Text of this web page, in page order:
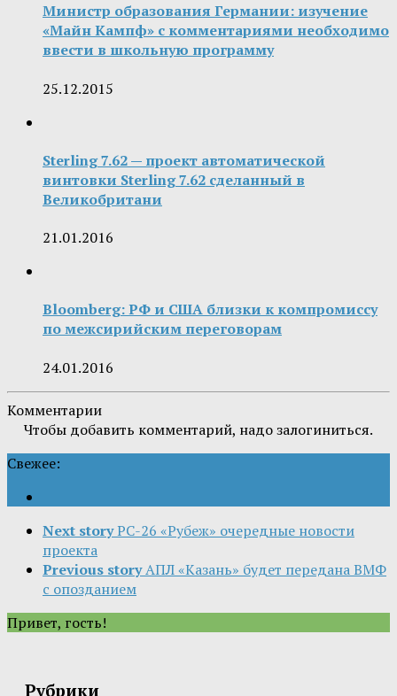
Министр образования Германии: изучение
«Майн Кампф» с комментариями необходимо
ввести в школьную программу
25.12.2015
Sterling 7.62 — проект автоматической
винтовки Sterling 7.62 сделанный в
Великобритани
21.01.2016
Bloomberg: РФ и США близки к компромиссу
по межсирийским переговорам
24.01.2016
Комментарии
Чтобы добавить комментарий, надо залогиниться.
Свежее:
Next storyРС-26 «Рубеж» очередные новости
проекта
Previous storyАПЛ «Казань» будет передана ВМФ
с опозданием
Привет, гость!
Рубрики